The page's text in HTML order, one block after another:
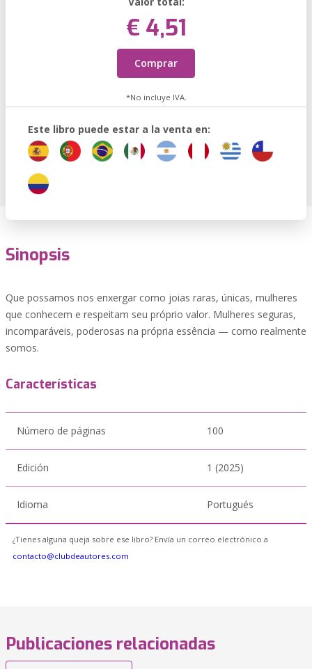
€ 4,51
Comprar
*No incluye IVA.
Este libro puede estar a la venta en:
Sinopsis
Que possamos nos enxergar como joias raras, únicas, mulheres
que conhecem e respeitam seu próprio valor. Mulheres seguras,
incomparáveis, poderosas na própria essência — como realmente
somos.
Características
Número de páginas 100
Edición 1 (2025)
Idioma Portugués
¿Tienes alguna queja sobre ese libro? Envía un correo electrónico a
contacto@clubdeautores.com
Publicaciones relacionadas